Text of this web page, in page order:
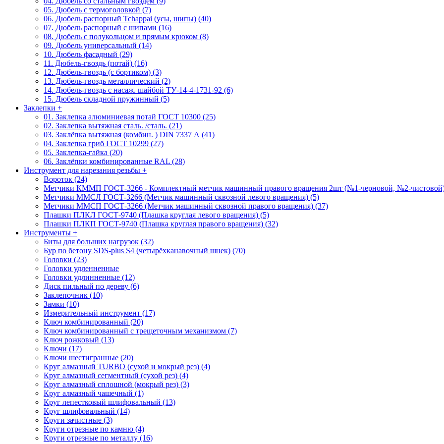
05. Дюбель с термоголовкой (7)
06. Дюбель распорный Tchappai (усы, шипы) (40)
07. Дюбель распорный с шипами (16)
08. Дюбель с полукольцом и прямым крюком (8)
09. Дюбель универсальный (14)
10. Дюбель фасадный (29)
11. Дюбель-гвоздь (потай) (16)
12. Дюбель-гвоздь (с бортиком) (3)
13. Дюбель-гвоздь металлический (2)
14. Дюбель-гвоздь с насаж. шайбой ТУ-14-4-1731-92 (6)
15. Дюбель складной пружинный (5)
Заклепки +
01. Заклепка алюминиевая потай ГОСТ 10300 (25)
02. Заклепка вытяжная сталь. /сталь. (21)
03. Заклёпка вытяжная (комбин. ) DIN 7337 А (41)
04. Заклепка гриб ГОСТ 10299 (27)
05. Заклепка-гайка (20)
06. Заклёпки комбинированные RAL (28)
Инструмент для нарезания резьбы +
Вороток (24)
Метчики КММП ГОСТ-3266 - Комплектный метчик машинный правого вращения 2шт (№1-черновой, №2-
Метчики ММСЛ ГОСТ-3266 (Метчик машинный сквозной левого вращения) (5)
Метчики ММСП ГОСТ-3266 (Метчик машинный сквозной правого вращения) (37)
Плашки ПЛКЛ ГОСТ-9740 (Плашка круглая левого вращения) (5)
Плашки ПЛКП ГОСТ-9740 (Плашка круглая правого вращения) (32)
Инструменты +
Биты для больших нагрузок (32)
Бур по бетону SDS-plus S4 (четырёхканавочный шнек) (70)
Головки (23)
Головки удленненные
Головки удлинненные (12)
Диск пильный по дереву (6)
Заклепочник (10)
Замки (10)
Измерительный инструмент (17)
Ключ комбинированный (20)
Ключ комбинированный с трещеточным механизмом (7)
Ключ рожковый (13)
Ключи (17)
Ключи шестигранные (20)
Круг алмазный TURBO (сухой и мокрый рез) (4)
Круг алмазный сегментный (сухой рез) (4)
Круг алмазный сплошной (мокрый рез) (3)
Круг алмазный чашечный (1)
Круг лепестковый шлифовальный (13)
Круг шлифовальный (14)
Круги зачистные (3)
Круги отрезные по камню (4)
Круги отрезные по металлу (16)